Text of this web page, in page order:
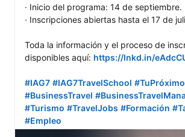
· Inicio del programa: 14 de septiembre.
· Inscripciones abiertas hasta el 17 de
Toda la información y el proceso de
disponibles aquí: https://lnkd.in/
#IAG7 #IAG7TravelSchool
#BusinessTravel
#Turismo #TravelJobs #Formación
#Empleo